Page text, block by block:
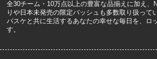
全30チーム・10万点以上の豊富な品揃えに加え、
りや日本未発売の限定バッシュも多数取り扱って
バスケと共に生活するあなたの幸せな毎日を、ロ
す。